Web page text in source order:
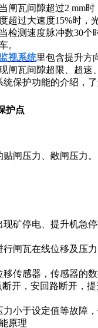
瓦间隙超过2 mm时
过大速度15%时，光
测速度脉冲数30个
。
视系统里包含提升方
瓦间隙超限、超速
护功能的介绍，了
护点
压力、敞闸压力。
停电、提升机急停
瓦在线位移及压力
感器，传感器的数
开，安回路断开，提
于设定值等故障，
原理